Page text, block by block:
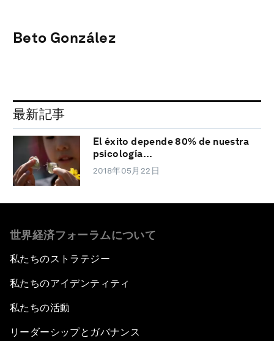
Beto González
最新記事
El éxito depende 80% de nuestra
psicología…
2018年05月22日
世界経済フォーラムについて
私たちのストラテジー
私たちのアイデンティティ
私たちの活動
リーダーシップとガバナンス